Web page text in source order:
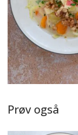
Prøv også